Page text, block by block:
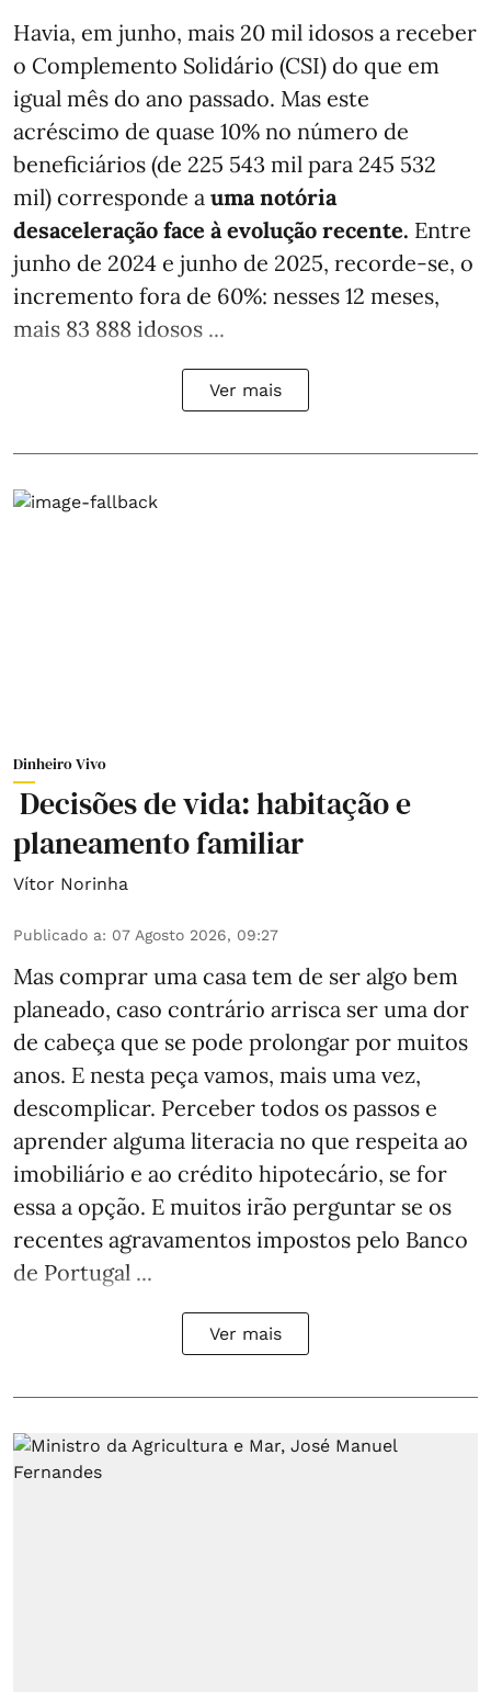
Havia, em junho, mais 20 mil idosos a receber
o Complemento Solidário (CSI) do que em
igual mês do ano passado. Mas este
acréscimo de quase 10% no número de
beneficiários (de 225 543 mil para 245 532
mil) corresponde a uma notória
desaceleração face à evolução recente. Entre
junho de 2024 e junho de 2025, recorde-se, o
incremento fora de 60%: nesses 12 meses,
mais 83 888 idosos ...
Ver mais
Dinheiro Vivo
Decisões de vida: habitação e
planeamento familiar
Vítor Norinha
Publicado a: 07 Agosto 2026, 09:27
Mas comprar uma casa tem de ser algo bem
planeado, caso contrário arrisca ser uma dor
de cabeça que se pode prolongar por muitos
anos. E nesta peça vamos, mais uma vez,
descomplicar. Perceber todos os passos e
aprender alguma literacia no que respeita ao
imobiliário e ao crédito hipotecário, se for
essa a opção. E muitos irão perguntar se os
recentes agravamentos impostos pelo Banco
de Portugal ...
Ver mais